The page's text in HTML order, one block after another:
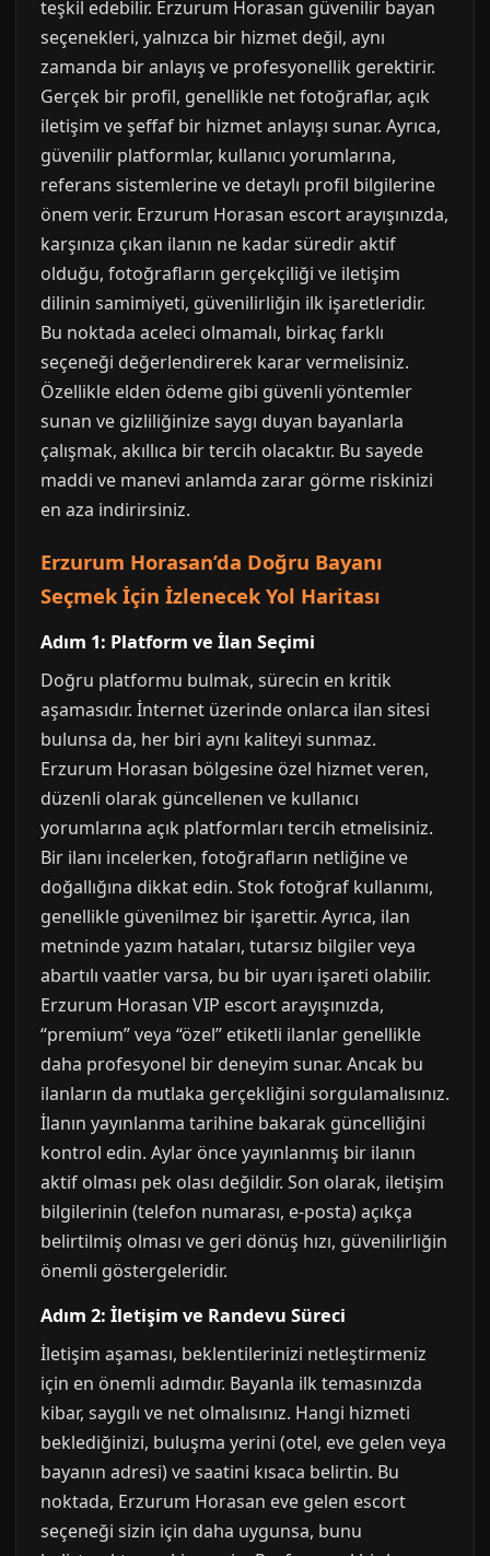
teşkil edebilir. Erzurum Horasan güvenilir bayan
seçenekleri, yalnızca bir hizmet değil, aynı
zamanda bir anlayış ve profesyonellik gerektirir.
Gerçek bir profil, genellikle net fotoğraflar, açık
iletişim ve şeffaf bir hizmet anlayışı sunar. Ayrıca,
güvenilir platformlar, kullanıcı yorumlarına,
referans sistemlerine ve detaylı profil bilgilerine
önem verir. Erzurum Horasan escort arayışınızda,
karşınıza çıkan ilanın ne kadar süredir aktif
olduğu, fotoğrafların gerçekçiliği ve iletişim
dilinin samimiyeti, güvenilirliğin ilk işaretleridir.
Bu noktada aceleci olmamalı, birkaç farklı
seçeneği değerlendirerek karar vermelisiniz.
Özellikle elden ödeme gibi güvenli yöntemler
sunan ve gizliliğinize saygı duyan bayanlarla
çalışmak, akıllıca bir tercih olacaktır. Bu sayede
maddi ve manevi anlamda zarar görme riskinizi
en aza indirirsiniz.
Erzurum Horasan’da Doğru Bayanı
Seçmek İçin İzlenecek Yol Haritası
Adım 1: Platform ve İlan Seçimi
Doğru platformu bulmak, sürecin en kritik
aşamasıdır. İnternet üzerinde onlarca ilan sitesi
bulunsa da, her biri aynı kaliteyi sunmaz.
Erzurum Horasan bölgesine özel hizmet veren,
düzenli olarak güncellenen ve kullanıcı
yorumlarına açık platformları tercih etmelisiniz.
Bir ilanı incelerken, fotoğrafların netliğine ve
doğallığına dikkat edin. Stok fotoğraf kullanımı,
genellikle güvenilmez bir işarettir. Ayrıca, ilan
metninde yazım hataları, tutarsız bilgiler veya
abartılı vaatler varsa, bu bir uyarı işareti olabilir.
Erzurum Horasan VIP escort arayışınızda,
“premium” veya “özel” etiketli ilanlar genellikle
daha profesyonel bir deneyim sunar. Ancak bu
ilanların da mutlaka gerçekliğini sorgulamalısınız.
İlanın yayınlanma tarihine bakarak güncelliğini
kontrol edin. Aylar önce yayınlanmış bir ilanın
aktif olması pek olası değildir. Son olarak, iletişim
bilgilerinin (telefon numarası, e-posta) açıkça
belirtilmiş olması ve geri dönüş hızı, güvenilirliğin
önemli göstergeleridir.
Adım 2: İletişim ve Randevu Süreci
İletişim aşaması, beklentilerinizi netleştirmeniz
için en önemli adımdır. Bayanla ilk temasınızda
kibar, saygılı ve net olmalısınız. Hangi hizmeti
beklediğinizi, buluşma yerini (otel, eve gelen veya
bayanın adresi) ve saatini kısaca belirtin. Bu
noktada, Erzurum Horasan eve gelen escort
seçeneği sizin için daha uygunsa, bunu